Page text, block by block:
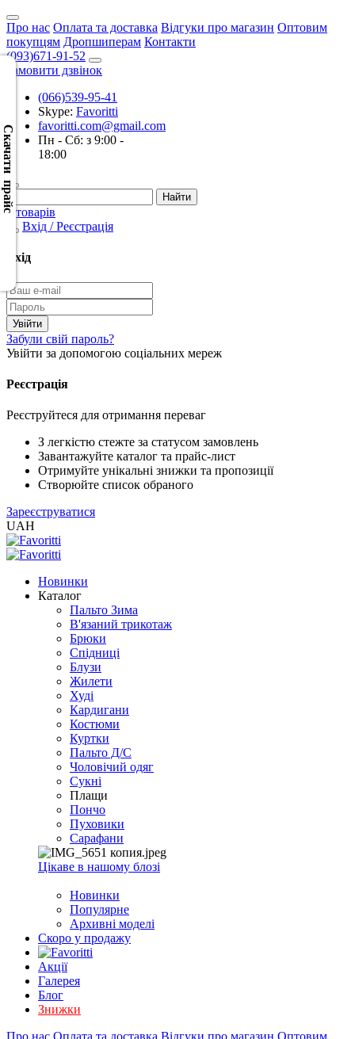
Про нас Оплата та доставка Відгуки про магазин Оптовим
покупцям Дропшиперам Контакти
(093)671-91-52
Замовити дзвінок
(066)539-95-41
Skype: Favoritti
favoritti.com@gmail.com
Пн - Сб: з 9:00 -
18:00
0 товарів
Вхід / Реєстрація
Вхід
Забули свій пароль?
Увійти за допомогою соціальних мереж
Реєстрація
Реєструйтеся для отримання переваг
З легкістю стежте за статусом замовлень
Завантажуйте каталог та прайс-лист
Отримуйте унікальні знижки та пропозиції
Створюйте список обраного
Зареєструватися
UAH
Новинки
Каталог
Пальто Зима
В'язаний трикотаж
Брюки
Спідниці
Блузи
Жилети
Худі
Кардигани
Костюми
Куртки
Пальто Д/С
Чоловічий одяг
Сукні
Плащи
Пончо
Пуховики
Сарафани
Цікаве в нашому блозі
Новинки
Популярне
Архивні моделі
Скоро у продажу
Акції
Галерея
Блог
Знижки
Про нас Оплата та доставка Відгуки про магазин Оптовим
Скачати прайс
Скачать
XML
(Розн.)
Скачать
XML
(Опт)
CSV
Скачать
CSV
(Опт)
XLS
EXCEL
(Розн.)
XLS
EXCEL
2005
(Опт)
XLSX